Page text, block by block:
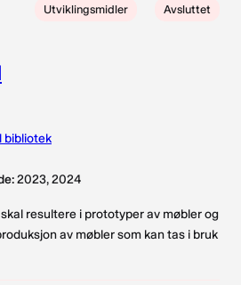
Utviklingsmidler Avsluttet
bibliotek
2023, 2024
resultere i prototyper av møbler og
av møbler som kan tas i bruk